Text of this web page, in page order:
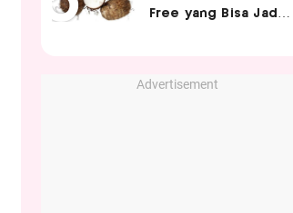
Free yang Bisa Jadi
Advertisement